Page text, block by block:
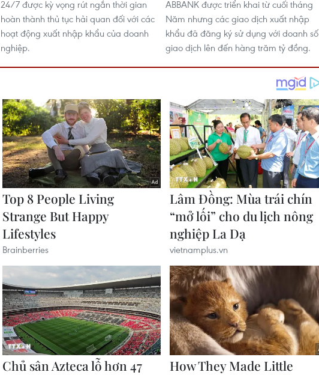
24/7 được kỳ vọng rút ngắn thời gian
hoàn thành thủ tục hải quan đối với các
hoạt động xuất nhập khẩu của doanh
nghiệp.
ABBANK được triển khai từ cuối tháng
Năm nhưng các giao dịch xuất nhập
khẩu đã đăng ký sử dụng với doanh số
giao dịch lên đến hàng trăm tỷ đồng.